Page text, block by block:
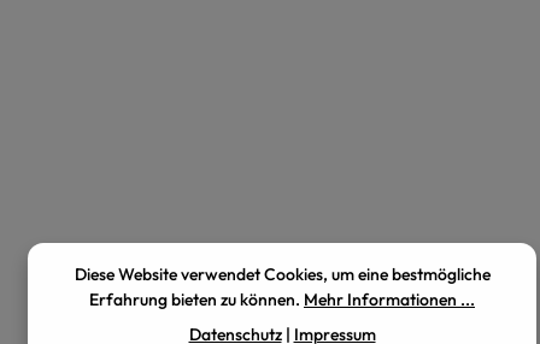
Diese Website verwendet Cookies, um eine bestmögliche
Erfahrung bieten zu können. Mehr Informationen ...
Datenschutz| Impressum